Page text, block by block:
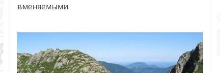
вменяемыми.